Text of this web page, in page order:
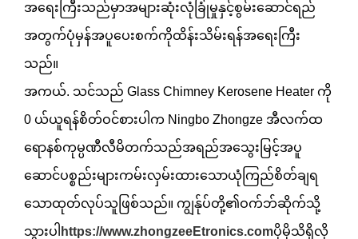
အရေးကြီးသည်မှာအများဆုံးလုံခြုံမှုနှင့်စွမ်းဆောင်ရည်
အတွက်ပုံမှန်အပူပေးစက်ကိုထိန်းသိမ်းရန်အရေးကြီး
သည်။
အကယ်. သင်သည် Glass Chimney Kerosene Heater ကို
0 ယ်ယူရန်စိတ်ဝင်စားပါက Ningbo Zhongze အီလက်ထ
ရောနစ်ကုမ္ပဏီလီမိတက်သည်အရည်အသွေးမြင့်အပူ
ဆောင်ပစ္စည်းများကမ်းလှမ်းထားသောယုံကြည်စိတ်ချရ
သောထုတ်လုပ်သူဖြစ်သည်။ ကျွန်ုပ်တို့၏ဝက်ဘ်ဆိုက်သို့
သွားပါ https://www.zhongzeeEtronics.comပိုမိုသိရှိလို